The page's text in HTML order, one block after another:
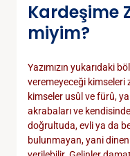
Kardeşime
miyim?
Yazımızın yukarıdaki
veremeyeceği kimseleri
kimseler usûl ve fürû,
akrabaları ve
doğrultuda, evli ya da
bulunmayan, yani